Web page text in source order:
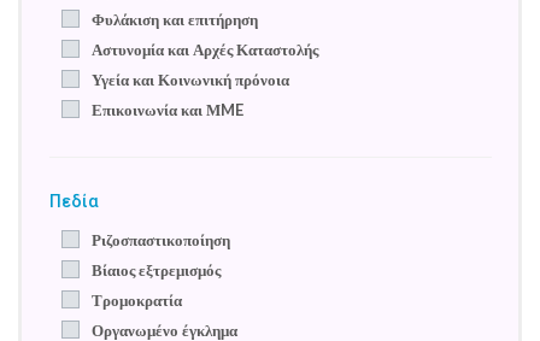
Φυλάκιση και επιτήρηση
Αστυνομία και Αρχές Καταστολής
Υγεία και Κοινωνική πρόνοια
Επικοινωνία και ΜME
Πεδία
Ριζοσπαστικοποίηση
Βίαιος εξτρεμισμός
Τρομοκρατία
Οργανωμένο έγκλημα